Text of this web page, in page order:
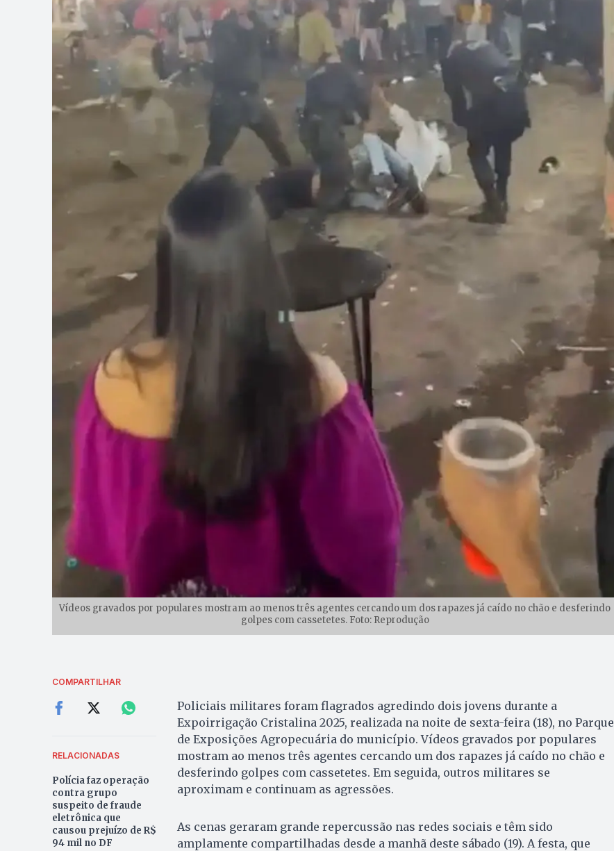
Vídeos gravados por populares mostram ao menos três agentes cercando um dos rapazes já caído no chão e desferindo
golpes com cassetetes. Foto: Reprodução
COMPARTILHAR
RELACIONADAS
Polícia faz operação
contra grupo
suspeito de fraude
eletrônica que
causou prejuízo de R$
94 mil no DF
Policiais militares foram flagrados agredindo dois jovens durante a
Expoirrigação Cristalina 2025, realizada na noite de sexta-feira (18), no Parque
de Exposições Agropecuária do município. Vídeos gravados por populares
mostram ao menos três agentes cercando um dos rapazes já caído no chão e
desferindo golpes com cassetetes. Em seguida, outros militares se
aproximam e continuam as agressões.
As cenas geraram grande repercussão nas redes sociais e têm sido
amplamente compartilhadas desde a manhã deste sábado (19). A festa, que